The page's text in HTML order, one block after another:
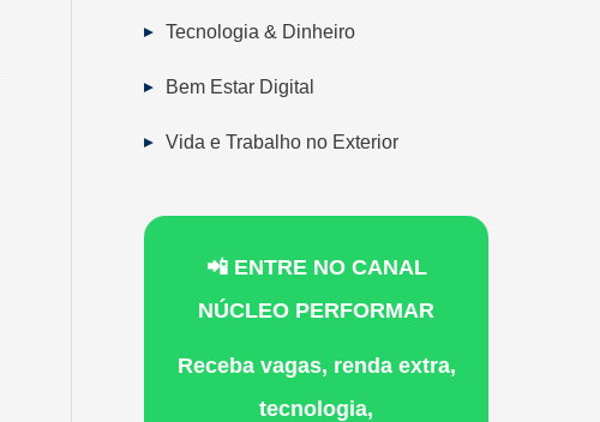
Tecnologia & Dinheiro
Bem Estar Digital
Vida e Trabalho no Exterior
📲 ENTRE NO CANAL
NÚCLEO PERFORMAR
Receba vagas, renda extra,
tecnologia,